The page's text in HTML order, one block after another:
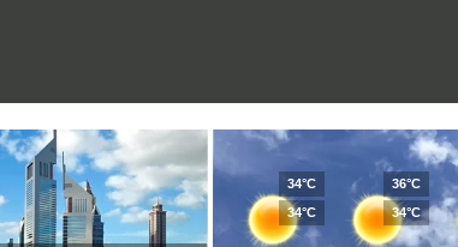
34°C
34°C
36°C
34°C